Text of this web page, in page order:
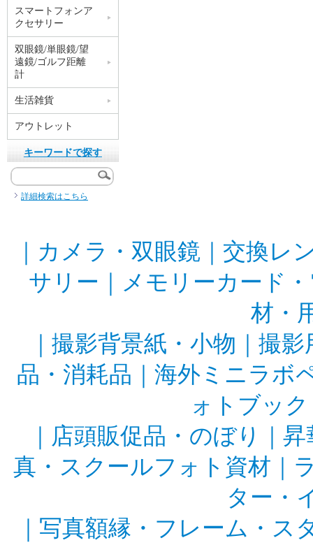
スマートフォンア
クセサリー
双眼鏡/単眼鏡/望
遠鏡/ゴルフ距離
計
生活雑貨
アウトレット
キーワードで探す
詳細検索はこちら
カメラ・双眼鏡
交換レ
サリー
メモリーカード
材・
撮影背景紙・小物
撮影
品・消耗品
海外ミニラボ
ォトブッ
店頭販促品・のぼり
昇
真・スクールフォト資材
ター・
写真額縁・フレーム・ス